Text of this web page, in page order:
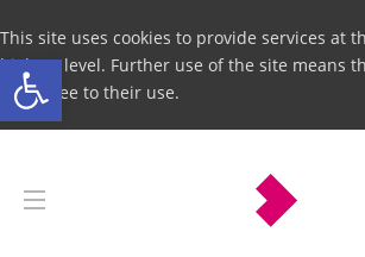
Open toolbar
This site uses cookies to provide services at
highest level. Further use of the site means
you agree to their use.